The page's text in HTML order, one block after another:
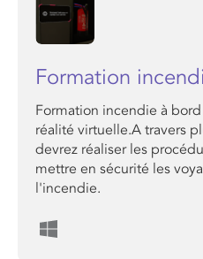
Formation
Formation incendie à
réalité virtuelle.A travers
devrez réaliser les
mettre en sécurité les
l'incendie.